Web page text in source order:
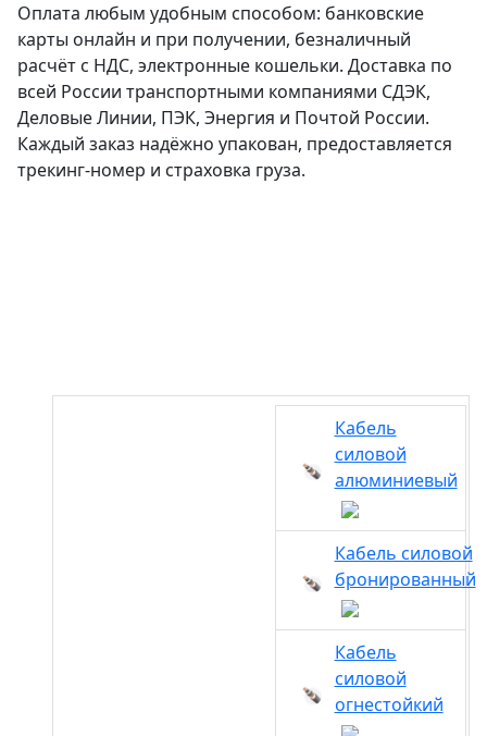
Оплата любым удобным способом: банковские
карты онлайн и при получении, безналичный
расчёт с НДС, электронные кошельки. Доставка по
всей России транспортными компаниями СДЭК,
Деловые Линии, ПЭК, Энергия и Почтой России.
Каждый заказ надёжно упакован, предоставляется
трекинг-номер и страховка груза.
Кабель
силовой
алюминиевый
Кабель силовой
бронированный
Кабель
силовой
огнестойкий